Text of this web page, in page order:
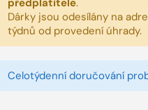
předplatitele.
Dárky jsou odesílány na
týdnů od provedení úhrady.
Celotýdenní doručování